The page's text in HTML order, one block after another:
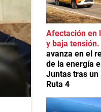
Afectación en
y baja tensión
avanza en el
de la energía
Juntas tras un
Ruta 4